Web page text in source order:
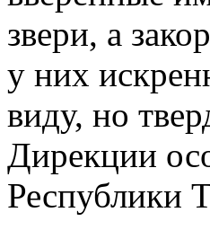
звери, а
у них
виду, но
Дирекции
Республики